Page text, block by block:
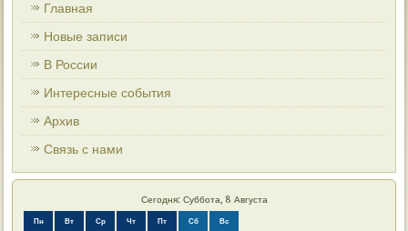
Главная
Новые записи
В России
Интересные события
Архив
Связь с нами
Сегодня: Суббота, 8 Августа
Пн Вт Ср Чт Пт Сб Вс